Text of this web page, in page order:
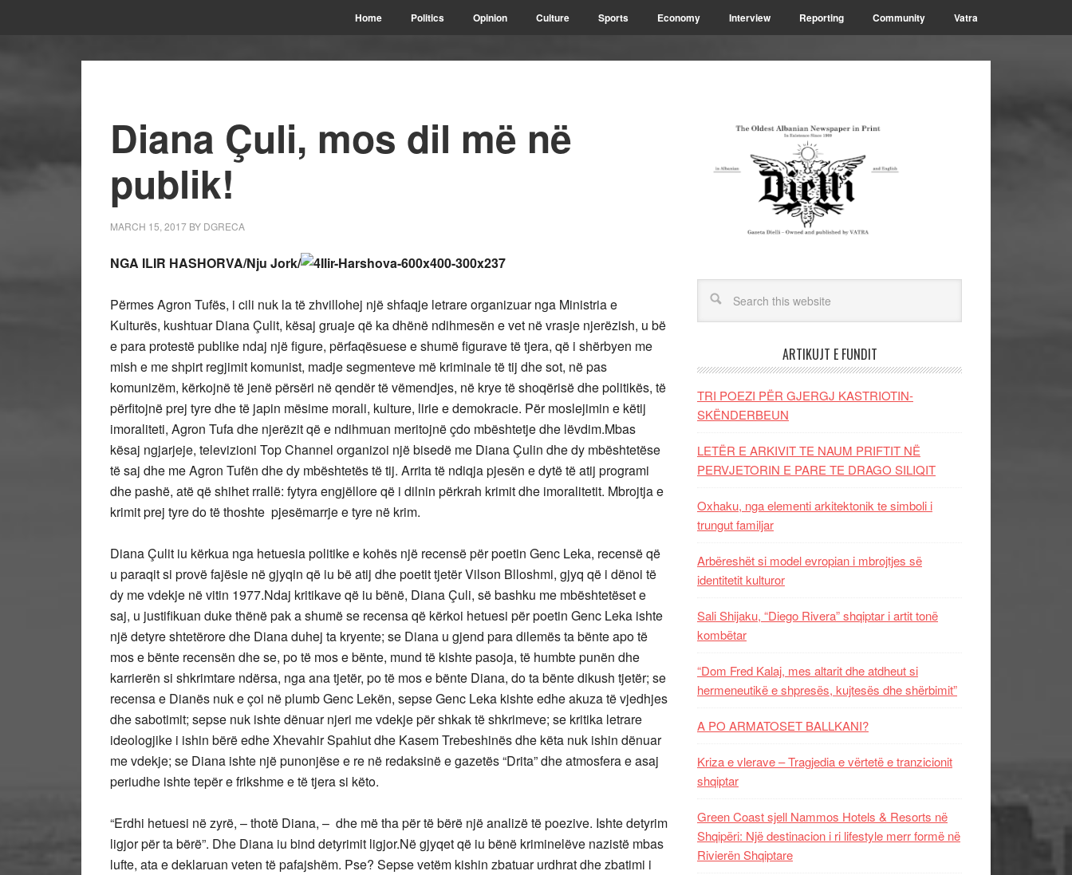
Home Politics Opinion Culture Sports Economy Interview Reporting Community Vatra
Diana Çuli, mos dil më në
publik!
MARCH 15, 2017 BY DGRECA
NGA ILIR HASHORVA/Nju Jork/
Përmes Agron Tufës, i cili nuk la të zhvillohej një shfaqje letrare organizuar nga Ministria e
Kulturës, kushtuar Diana Çulit, kësaj gruaje që ka dhënë ndihmesën e vet në vrasje njerëzish, u bë
e para protestë publike ndaj një figure, përfaqësuese e shumë figurave të tjera, që i shërbyen me
mish e me shpirt regjimit komunist, madje segmenteve më kriminale të tij dhe sot, në pas
komunizëm, kërkojnë të jenë përsëri në qendër të vëmendjes, në krye të shoqërisë dhe politikës, të
përfitojnë prej tyre dhe të japin mësime morali, kulture, lirie e demokracie. Për moslejimin e këtij
imoraliteti, Agron Tufa dhe njerëzit që e ndihmuan meritojnë çdo mbështetje dhe lëvdim.Mbas
kësaj ngjarjeje, televizioni Top Channel organizoi një bisedë me Diana Çulin dhe dy mbështetëse
të saj dhe me Agron Tufën dhe dy mbështetës të tij. Arrita të ndiqja pjesën e dytë të atij programi
dhe pashë, atë që shihet rrallë: fytyra engjëllore që i dilnin përkrah krimit dhe imoralitetit. Mbrojtja e
krimit prej tyre do të thoshte pjesëmarrje e tyre në krim.
Diana Çulit iu kërkua nga hetuesia politike e kohës një recensë për poetin Genc Leka, recensë që
u paraqit si provë fajësie në gjyqin që iu bë atij dhe poetit tjetër Vilson Blloshmi, gjyq që i dënoi të
dy me vdekje në vitin 1977.Ndaj kritikave që iu bënë, Diana Çuli, së bashku me mbështetëset e
saj, u justifikuan duke thënë pak a shumë se recensa që kërkoi hetuesi për poetin Genc Leka ishte
një detyre shtetërore dhe Diana duhej ta kryente; se Diana u gjend para dilemës ta bënte apo të
mos e bënte recensën dhe se, po të mos e bënte, mund të kishte pasoja, të humbte punën dhe
karrierën si shkrimtare ndërsa, nga ana tjetër, po të mos e bënte Diana, do ta bënte dikush tjetër; se
recensa e Dianës nuk e çoi në plumb Genc Lekën, sepse Genc Leka kishte edhe akuza të vjedhjes
dhe sabotimit; sepse nuk ishte dënuar njeri me vdekje për shkak të shkrimeve; se kritika letrare
ideologjike i ishin bërë edhe Xhevahir Spahiut dhe Kasem Trebeshinës dhe këta nuk ishin dënuar
me vdekje; se Diana ishte një punonjëse e re në redaksinë e gazetës “Drita” dhe atmosfera e asaj
periudhe ishte tepër e frikshme e të tjera si këto.
“Erdhi hetuesi në zyrë, – thotë Diana, – dhe më tha për të bërë një analizë të poezive. Ishte detyrim
ligjor për ta bërë”. Dhe Diana iu bind detyrimit ligjor.Në gjyqet që iu bënë kriminelëve nazistë mbas
lufte, ata e deklaruan veten të pafajshëm. Pse? Sepse vetëm kishin zbatuar urdhrat dhe zbatimi i
ARTIKUJT E FUNDIT
TRI POEZI PËR GJERGJ KASTRIOTIN-
SKËNDERBEUN
LETËR E ARKIVIT TE NAUM PRIFTIT NË
PERVJETORIN E PARE TE DRAGO SILIQIT
Oxhaku, nga elementi arkitektonik te simboli i
trungut familjar
Arbëreshët si model evropian i mbrojtjes së
identitetit kulturor
Sali Shijaku, “Diego Rivera” shqiptar i artit tonë
kombëtar
“Dom Fred Kalaj, mes altarit dhe atdheut si
hermeneutikë e shpresës, kujtesës dhe shërbimit”
A PO ARMATOSET BALLKANI?
Kriza e vlerave – Tragjedia e vërtetë e tranzicionit
shqiptar
Green Coast sjell Nammos Hotels & Resorts në
Shqipëri: Një destinacion i ri lifestyle merr formë në
Rivierën Shqiptare